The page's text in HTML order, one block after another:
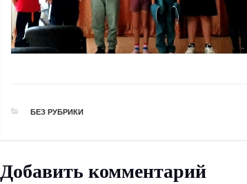
РУБРИКИ
БЕЗ РУБРИКИ
Добавить комментарий